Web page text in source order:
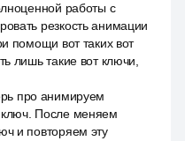
работы с
резкость анимации
помощи вот таких вот
лишь такие вот ключи,
про анимируем
После меняем
и повторяем эту